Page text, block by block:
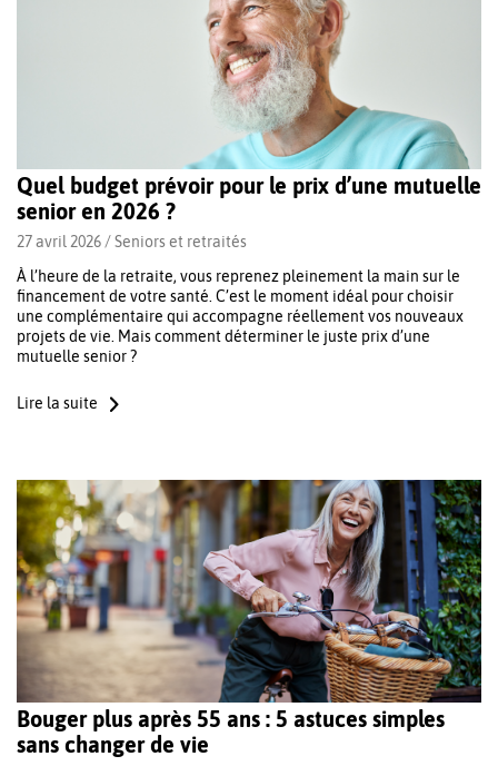
Quel budget prévoir pour le prix d’une mutuelle
senior en 2026 ?
27 avril 2026 /Seniors et retraités
À l’heure de la retraite, vous reprenez pleinement la main sur le
financement de votre santé. C’est le moment idéal pour choisir
une complémentaire qui accompagne réellement vos nouveaux
projets de vie. Mais comment déterminer le juste prix d’une
mutuelle senior ?
Lire la suite
Bouger plus après 55 ans : 5 astuces simples
sans changer de vie